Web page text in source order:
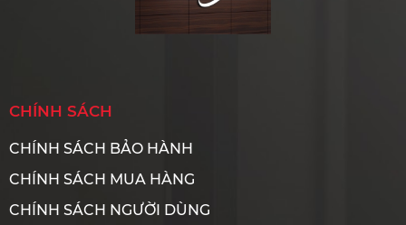
CHÍNH SÁCH
CHÍNH SÁCH BẢO HÀNH
CHÍNH SÁCH MUA HÀNG
CHÍNH SÁCH NGƯỜI DÙNG